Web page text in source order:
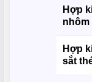
Hợp
nhôm
Hợp
sắt